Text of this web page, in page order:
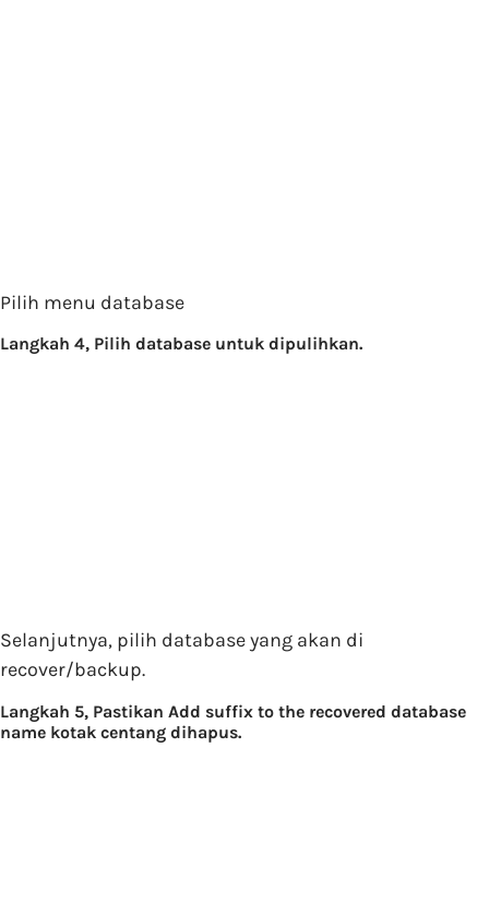
Pilih menu database
Langkah 4, Pilih database untuk dipulihkan.
Selanjutnya, pilih database yang akan di
recover/backup.
Langkah 5, Pastikan Add suffix to the recovered database
name kotak centang dihapus.